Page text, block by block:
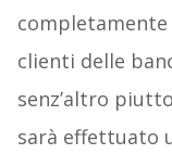
clienti delle
senz’altro
sarà effettuato